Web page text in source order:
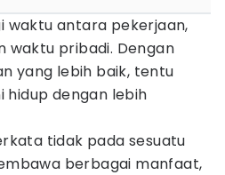
waktu antara pekerjaan,
waktu pribadi. Dengan
yang lebih baik, tentu
hidup dengan lebih
tidak pada sesuatu
berbagai manfaat,